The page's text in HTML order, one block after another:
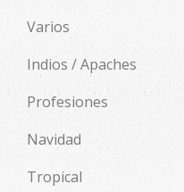
Varios
Indios / Apaches
Profesiones
Navidad
Tropical